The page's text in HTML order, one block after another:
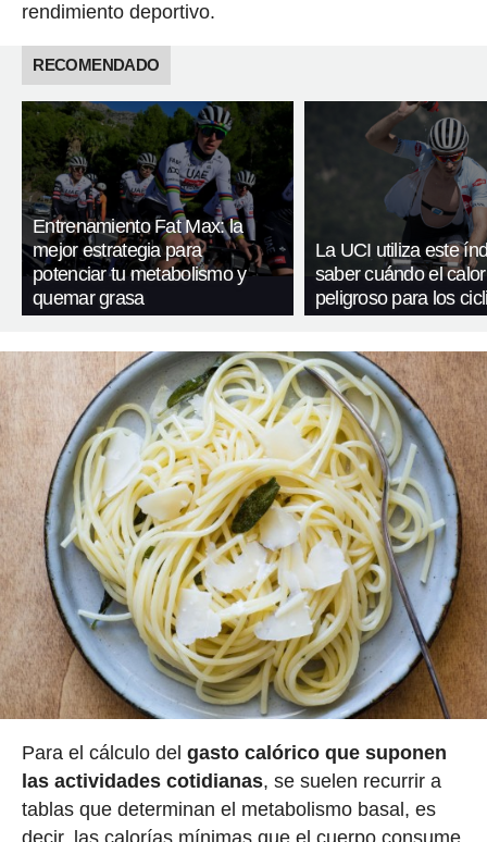
rendimiento deportivo.
RECOMENDADO
Entrenamiento Fat Max: la
mejor estrategia para
potenciar tu metabolismo y
quemar grasa
La UCI utiliza este
saber cuándo el
peligroso para los
Para el cálculo del gasto calórico que suponen
las actividades cotidianas, se suelen recurrir a
tablas que determinan el metabolismo basal, es
decir, las calorías mínimas que el cuerpo consume